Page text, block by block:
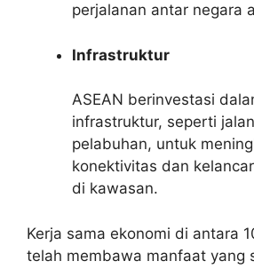
perjalanan antar negara
Infrastruktur
ASEAN berinvestasi
infrastruktur, seperti
pelabuhan, untuk
konektivitas dan
di kawasan.
Kerja sama ekonomi di antara
telah membawa manfaat yang